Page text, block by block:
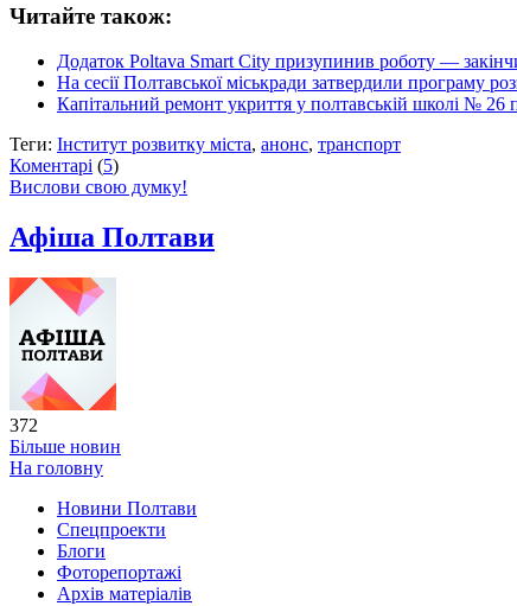
Читайте також:
Додаток Poltava Smart City призупинив роботу —
На сесії Полтавської міськради затвердили програму
Капітальний ремонт укриття у полтавській школі № 26
Теги: Інститут розвитку міста, анонс, транспорт
Коментарі (5)
Вислови свою думку!
Афіша Полтави
372
Більше новин
На головну
Новини Полтави
Спецпроекти
Блоги
Фоторепортажі
Архів матеріалів